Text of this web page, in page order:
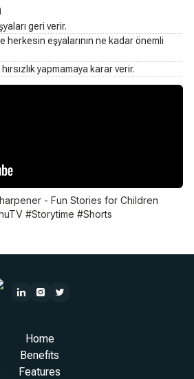
geri verir.
herkesin eşyalarının ne kadar önemli
yapmamaya karar verir.
- Fun Stories for Children
#Storytime #Shorts
Home
Benefits
Features